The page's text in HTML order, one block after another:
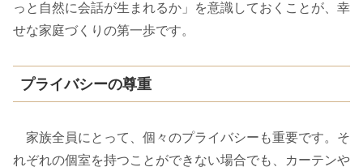
っと自然に会話が生まれるか」を意識しておくことが、幸
せな家庭づくりの第一歩です。
プライバシーの尊重
家族全員にとって、個々のプライバシーも重要です。そ
れぞれの個室を持つことができない場合でも、カーテンや